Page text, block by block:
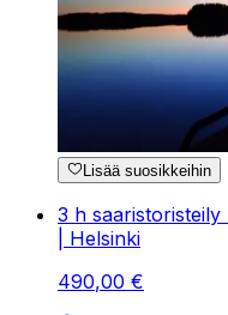
Lisää suosikkeihin
3 h
| Helsinki
490,00 €